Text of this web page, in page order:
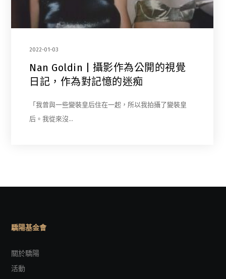
2022-01-03
Nan Goldin | 攝影作為公開的視覺
日記，作為對記憶的迷痴
「我曾與一些變裝皇后住在一起，所以我拍攝了變裝皇
后。我從來沒…
驕陽基金會
關於驕陽
活動